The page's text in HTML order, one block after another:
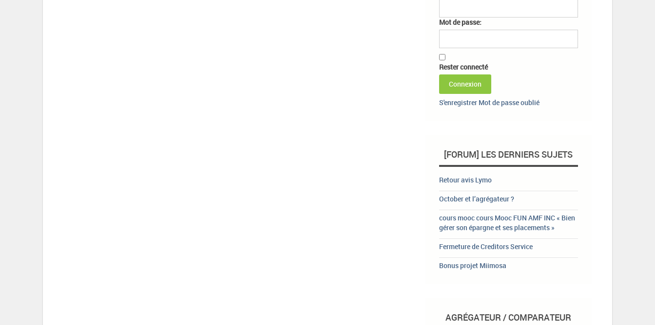
Mot de passe:
Rester connecté
Connexion
S'enregistrer Mot de passe oublié
[FORUM] LES DERNIERS SUJETS
Retour avis Lymo
October et l’agrégateur ?
cours mooc cours Mooc FUN AMF INC « Bien
gérer son épargne et ses placements »
Fermeture de Creditors Service
Bonus projet Miimosa
AGRÉGATEUR / COMPARATEUR